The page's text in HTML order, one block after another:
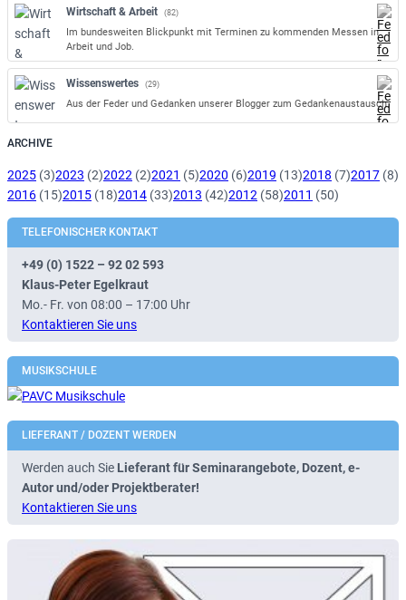
Wirtschaft & Arbeit (82)
Im bundesweiten Blickpunkt mit Terminen zu kommenden Messen in
Arbeit und Job.
Wissenswertes (29)
Aus der Feder und Gedanken unserer Blogger zum Gedankenaustausch.
ARCHIVE
2025 (3)2023 (2)2022 (2)2021 (5)2020 (6)2019 (13)2018 (7)2017 (8)
2016 (15)2015 (18)2014 (33)2013 (42)2012 (58)2011 (50)
TELEFONISCHER KONTAKT
+49 (0) 1522 – 92 02 593
Klaus-Peter Egelkraut
Mo.- Fr. von 08:00 – 17:00 Uhr
Kontaktieren Sie uns
MUSIKSCHULE
LIEFERANT / DOZENT WERDEN
Werden auch Sie Lieferant für Seminarangebote, Dozent, e-
Autor und/oder Projektberater!
Kontaktieren Sie uns